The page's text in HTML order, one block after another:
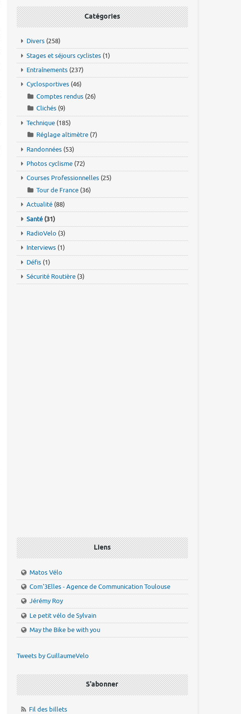
Catégories
Divers (258)
Stages et séjours cyclistes (1)
Entraînements (237)
Cyclosportives (46)
Comptes rendus (26)
Clichés (9)
Technique (185)
Réglage altimètre (7)
Randonnées (53)
Photos cyclisme (72)
Courses Professionnelles (25)
Tour de France (36)
Actualité (88)
Santé (31)
RadioVelo (3)
Interviews (1)
Défis (1)
Sécurité Routière (3)
Liens
Matos Vélo
Com'3Elles - Agence de Communication Toulouse
Jérémy Roy
Le petit vélo de Sylvain
May the Bike be with you
Tweets by GuillaumeVelo
S'abonner
Fil des billets